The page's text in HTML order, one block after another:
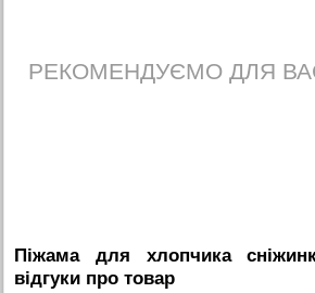
РЕКОМЕНДУЄМО ДЛЯ
Піжама для хлопчика
вiдгуки про товар